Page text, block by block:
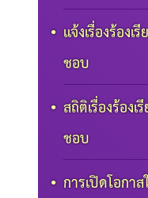
แจ้งเรื่องร้อง
ชอบ
สถิติเรื่องร้อง
ชอบ
การเปิดโอกา